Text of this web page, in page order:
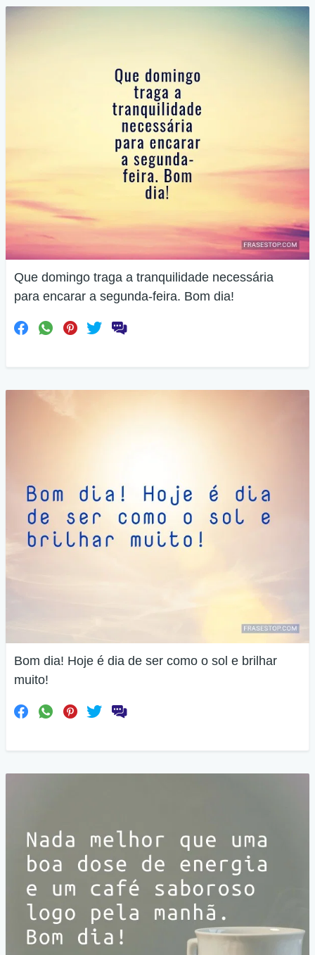
Que domingo traga a tranquilidade necessária
para encarar a segunda-feira. Bom dia!
Bom dia! Hoje é dia de ser como o sol e brilhar
muito!